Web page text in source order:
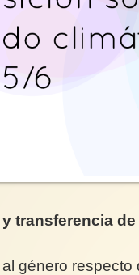
transferencia
género respecto